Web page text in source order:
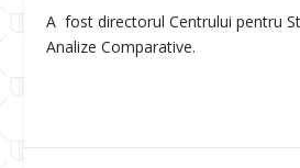
A fost directorul Centrului pentru
Analize Comparative.